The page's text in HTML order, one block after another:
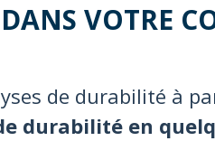
VOTRE
de durabilité à
durabilité en